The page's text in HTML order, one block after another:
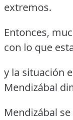
extremos.
Entonces,
con lo que
y la situación
Mendizábal
Mendizábal